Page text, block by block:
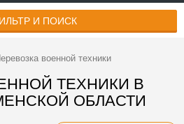
И ПОИСК
военной техники
ТЕХНИКИ В
ОБЛАСТИ